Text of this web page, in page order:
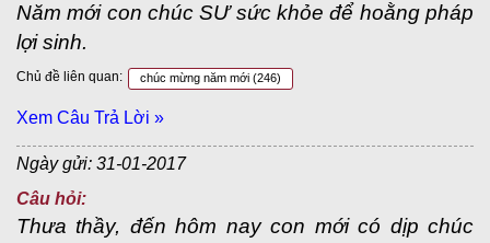
Năm mới con chúc SƯ sức khỏe để hoằng pháp
lợi sinh.
Chủ đề liên quan: chúc mừng năm mới (246)
Xem Câu Trả Lời »
Ngày gửi: 31-01-2017
Câu hỏi:
Thưa thầy, đến hôm nay con mới có dịp chúc